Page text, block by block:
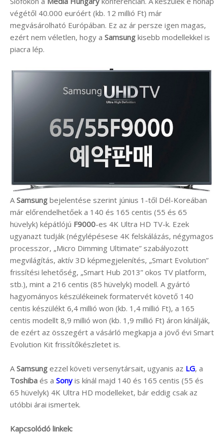
végétől 40.000 euróért (kb. 12 millió Ft) már
megvásárolható Európában. Ez az ár persze igen magas,
ezért nem véletlen, hogy a Samsung kisebb modellekkel is
piacra lép.
A Samsung bejelentése szerint június 1-től Dél-Koreában
már előrendelhetőek a 140 és 165 centis (55 és 65
hüvelyk) képátlójú F9000-es 4K Ultra HD TV-k. Ezek
ugyanazt tudják (négylépésese 4K felskálázás, négymagos
processzor, „Micro Dimming Ultimate” szabályozott
megvilágítás, aktív 3D képmegjelenítés, „Smart Evolution”
frissítési lehetőség, „Smart Hub 2013” okos TV platform,
stb.), mint a 216 centis (85 hüvelyk) modell. A gyártó
hagyományos készülékeinek formatervét követő 140
centis készülékt 6,4 millió won (kb. 1,4 millió Ft), a 165
centis modellt 8,9 millió won (kb. 1,9 millió Ft) áron kínálják,
de ezért az összegért a vásárló megkapja a jövő évi Smart
Evolution Kit frissítőkészletet is.
A Samsung ezzel követi versenytársait, ugyanis az LG, a
Toshiba és a Sonyis kínál majd 140 és 165 centis (55 és
65 hüvelyk) 4K Ultra HD modelleket, bár eddig csak az
utóbbi árai ismertek.
Kapcsolódó linkek: